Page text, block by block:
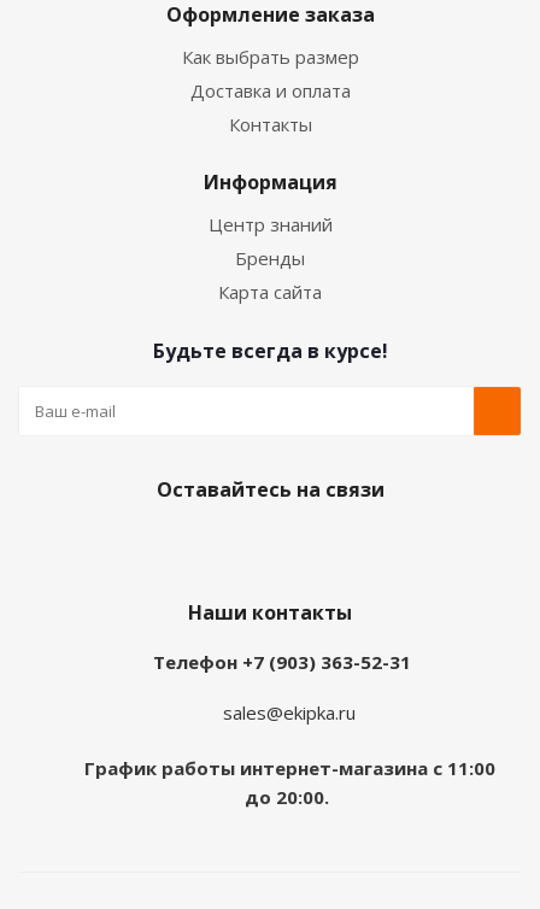
Оформление заказа
Как выбрать размер
Доставка и оплата
Контакты
Информация
Центр знаний
Бренды
Карта сайта
Будьте всегда в курсе!
Оставайтесь на связи
Наши контакты
Телефон +7 (903) 363-52-31
sales@ekipka.ru
График работы интернет-магазина с 11:00
до 20:00.